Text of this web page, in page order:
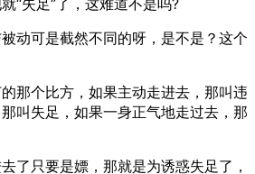
“失足”了，这难道不是吗?
动可是截然不同的呀，是不是？这个
那个比方，如果主动走进去，那叫违
叫失足，如果一身正气地走过去，那
了只要是嫖，那就是为诱惑失足了，